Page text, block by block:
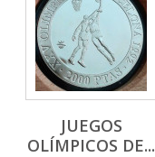
JUEGOS
OLÍMPICOS DE...